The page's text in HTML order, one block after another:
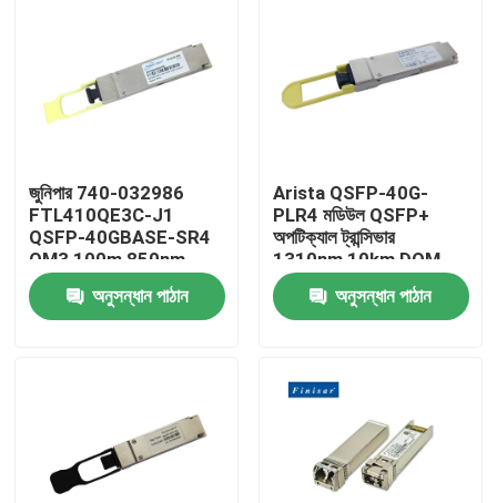
বাড়ি
আমাদের সম্পর্কে
জুনিপার 740-032986
FTL410QE3C-J1
QSFP-40GBASE-SR4
OM3 100m 850nm
Finisar ফাইবার অপটিক
সরঞ্জাম
অনুসন্ধান পাঠান
Arista QSFP-40G-
PLR4 মডিউল QSFP+
অপটিক্যাল ট্রান্সিভার
1310nm 10km DOM
MTP/MPO-12 SMF
অনুসন্ধান পাঠান